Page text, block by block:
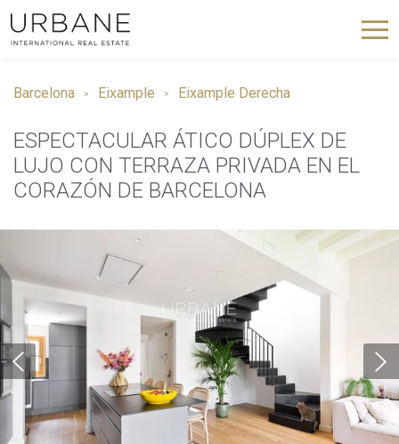
Barcelona Eixample Eixample Derecha
ESPECTACULAR ÁTICO DÚPLEX DE
LUJO CON TERRAZA PRIVADA EN EL
CORAZÓN DE BARCELONA